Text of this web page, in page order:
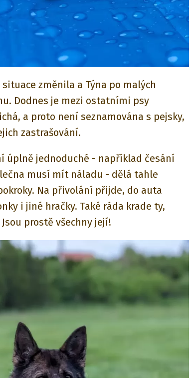
změnila a Týna po malých
Dodnes je mezi ostatními psy
a proto není seznamována s pejsky,
zastrašování.
úplně jednoduché - například česání
musí mít náladu - dělá tahle
Na přivolání přijde, do auta
i jiné hračky. Také ráda krade ty,
prostě všechny její!